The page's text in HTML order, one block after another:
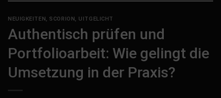
NEUIGKEITEN ,SCORION , UITGELICHT
Authentisch prüfen und
Portfolioarbeit: Wie gelingt die
Umsetzung in der Praxis?